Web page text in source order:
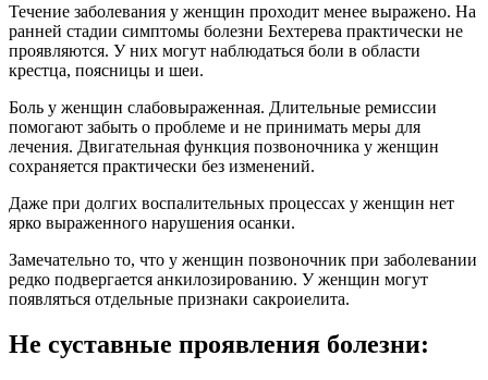
Течение заболевания у женщин проходит менее выражено. На
ранней стадии симптомы болезни Бехтерева практически не
проявляются. У них могут наблюдаться боли в области
крестца, поясницы и шеи.
Боль у женщин слабовыраженная. Длительные ремиссии
помогают забыть о проблеме и не принимать меры для
лечения. Двигательная функция позвоночника у женщин
сохраняется практически без изменений.
Даже при долгих воспалительных процессах у женщин нет
ярко выраженного нарушения осанки.
Замечательно то, что у женщин позвоночник при заболевании
редко подвергается анкилозированию. У женщин могут
появляться отдельные признаки сакроиелита.
Не суставные проявления болезни: